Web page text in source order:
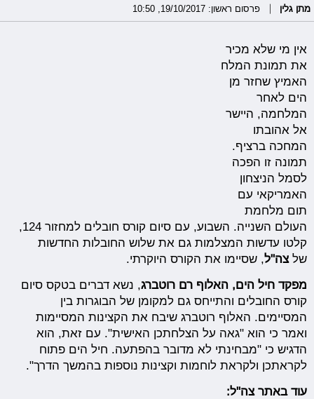
מתן גלין פרסום ראשון: 19/10/2017, 10:50
אין מי שלא מכיר
את תמונת המלח
האמיץ שחזר מן
הים לאחר
המלחמה, היישר
אל אהובתו
המחכה ברציף.
תמונה זו הפכה
לסמל הניצחון
האמריקאי עם
תום מלחמת
העולם השנייה. השבוע, עם סיום קורס חובלים למחזור 124,
קלטו עדשות המצלמות גם את שלוש החובלות החדשות
שלצה"ל, שסיימו את הקורס היוקרתי.
מפקד חיל הים, האלוף רם רוטברג, נשא דברים בטקס סיום
קורס החובלים והתייחס גם למקומן של הבוגרות בין
המסיימים. האלוף רוטברג שיבח את הקצינות המסיימות
ואמר כי הוא "גאה על הצלחתכן האישית". עם זאת, הוא
הדגיש כי "מבחינתי לא מדובר בהפתעה. חיל הים פתוח
לקראתכן ולקראת לוחמות וקצינות נוספות בהמשך הדרך".
עוד באתר צה"ל: